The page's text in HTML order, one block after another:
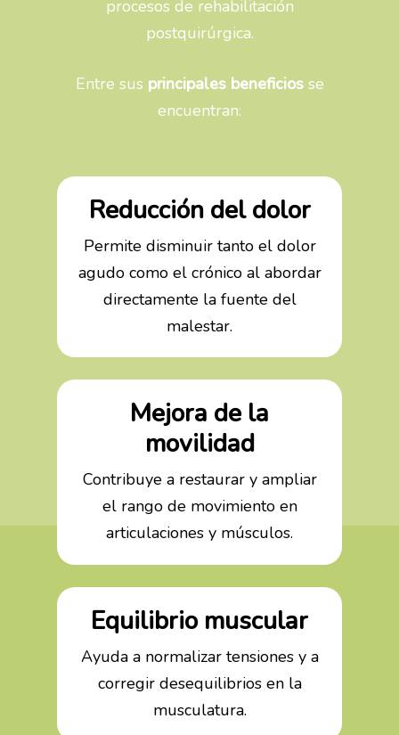
procesos de rehabilitación
postquirúrgica.
Entre sus principales beneficiosse
encuentran:
Reducción del dolor
Permite disminuir tanto el dolor
agudo como el crónico al abordar
directamente la fuente del
malestar.
Mejora de la
movilidad
Contribuye a restaurar y ampliar
el rango de movimiento en
articulaciones y músculos.
Equilibrio muscular
Ayuda a normalizar tensiones y a
corregir desequilibrios en la
musculatura.